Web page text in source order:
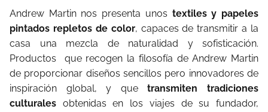
Andrew Martin nos presenta unos textiles y papeles
pintados repletos de color, capaces de transmitir a la
casa una mezcla de naturalidad y sofisticación.
Productos que recogen la filosofía de Andrew Martin
de proporcionar diseños sencillos pero innovadores de
inspiración global, y quetransmiten tradiciones
culturales obtenidas en los viajes de su fundador,